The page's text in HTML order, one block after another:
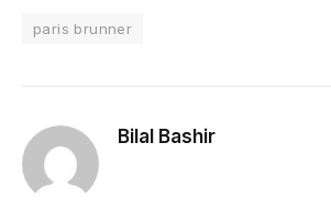
paris brunner
Bilal Bashir